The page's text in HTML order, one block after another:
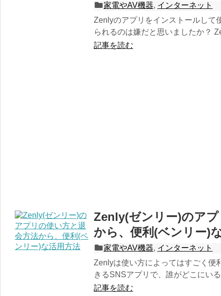
家電やAV機器, インターネット
Zenlyのアプリをインストールして
られるのは嫌だと思いましたか？
記事を読む
Zenly(ゼンリー)のア
から、便利(ベンリー)
家電やAV機器, インターネット
Zenlyは使い方によってはすごく便
きるSNSアプリで、誰がどこにい
記事を読む